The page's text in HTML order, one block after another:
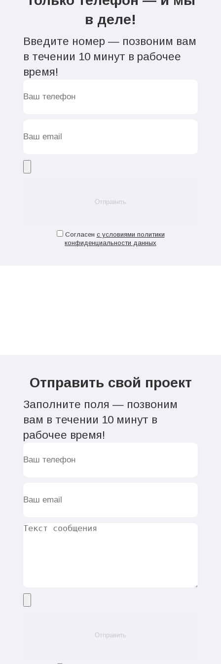
в деле!
Введите номер — позвоним вам
в течении 10 минут в рабочее
время!
Отправить
Cогласен с условиями политики
конфиденциальности данных
Отправить свой проект
Заполните поля — позвоним
вам в течении 10 минут в
рабочее время!
Отправить